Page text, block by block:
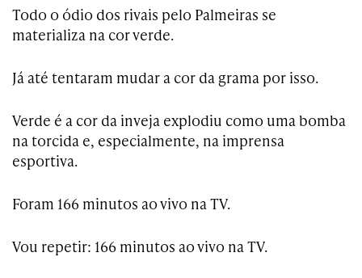
Todo o ódio dos rivais pelo Palmeiras se
materializa na cor verde.
Já até tentaram mudar a cor da grama por isso.
Verde é a cor da inveja explodiu como uma bomba
na torcida e, especialmente, na imprensa
esportiva.
Foram 166 minutos ao vivo na TV.
Vou repetir: 166 minutos ao vivo na TV.